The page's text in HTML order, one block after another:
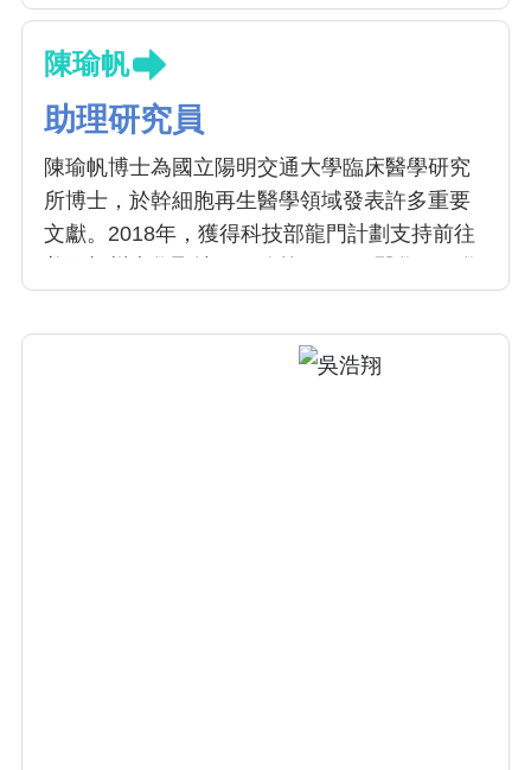
陳瑜帆
助理研究員
陳瑜帆博士為國立陽明交通大學臨床醫學研究
所博士，於幹細胞再生醫學領域發表許多重要
文獻。2018年，獲得科技部龍門計劃支持前往
UCSD博士後研究員，並與該校生物科學系合
作，專注於免疫細胞，幹細胞組織工程與再生